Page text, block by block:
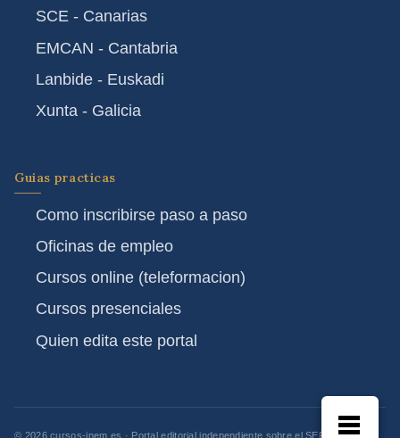
SCE - Canarias
EMCAN - Cantabria
Lanbide - Euskadi
Xunta - Galicia
Guias practicas
Como inscribirse paso a paso
Oficinas de empleo
Cursos online (teleformacion)
Cursos presenciales
Quien edita este portal
© 2026 cursos-inem.es · Portal editorial independiente sobre el SEPE y los